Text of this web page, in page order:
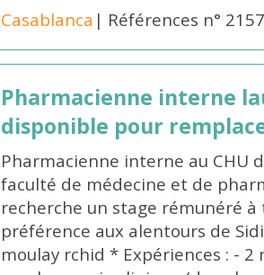
Casablanca | Références n°
Pharmacienne interne
disponible pour
Pharmacienne interne au CHU
faculté de médecine et de
recherche un stage rémunéré
préférence aux alentours de
moulay rchid * Expériences : -